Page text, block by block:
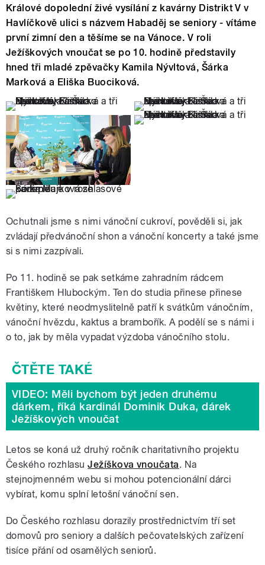
Králové dopolední živé vysílání z kavárny Distrikt V v
Havlíčkově ulici s názvem Habaděj se seniory - vítáme
první zimní den a těšíme se na Vánoce. V roli
Ježíškových vnoučat se po 10. hodině představily
hned tři mladé zpěvačky Kamila Nývltová, Šárka
Marková a Eliška Buociková.
Ochutnali jsme s nimi vánoční cukroví, pověděli si, jak
zvládají předvánoční shon a vánoční koncerty a také jsme
si s nimi zazpívali.
Po 11. hodině se pak setkáme zahradním rádcem
Františkem Hlubockým. Ten do studia přinese přinese
květiny, které neodmyslitelně patří k svátkům vánočním,
vánoční hvězdu, kaktus a brambořík. A podělí se s námi i
o to, jak by měla vypadat výzdoba vánočního stolu.
VIDEO: Měli bychom být jeden druhému
dárkem, říká kardinál Dominik Duka, dárek
Ježíškových vnoučat
Letos se koná už druhý ročník charitativního projektu
Českého rozhlasuJežíškova vnoučata. Na
stejnojmenném webu si mohou potencionální dárci
vybírat, komu splní letošní vánoční sen.
Do Českého rozhlasu dorazily prostřednictvím tří set
domovů pro seniory a dalších pečovatelských zařízení
tisíce přání od osamělých seniorů.